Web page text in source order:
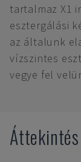
tartalmaz X1
esztergálási
az általunk
vízszintes
vegye fel
Áttekintés